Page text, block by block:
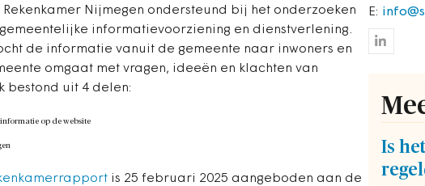
Nijmegen ondersteund bij het onderzoeken
informatievoorziening en dienstverlening.
de informatie vanuit de gemeente naar inwoners en
omgaat met vragen, ideeën en klachten van
bestond uit 4 delen:
op de website
is 25 februari 2025 aangeboden aan de
E:
Is